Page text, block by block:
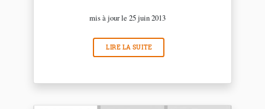
mis à jour le 25 juin 2013
LIRE LA SUITE